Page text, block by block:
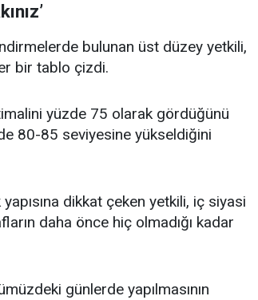
bulunan üst düzey yetkili,
bir tablo çizdi.
yüzde 75 olarak gördüğünü
80-85 seviyesine yükseldiğini
dikkat çeken yetkili, iç siyasi
daha önce hiç olmadığı kadar
günlerde yapılmasının